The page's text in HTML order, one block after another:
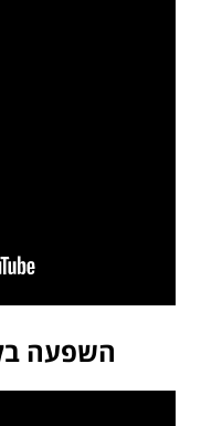
השפעה